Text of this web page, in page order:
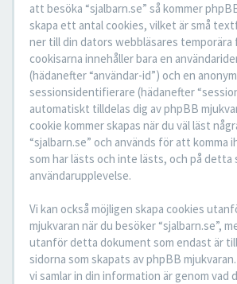
att besöka “sjalbarn.se” så kommer
skapa ett antal cookies, vilket är små
ner till din dators webbläsares temporära
cookisarna innehåller bara en
(hädanefter “användar-id”) och en anonym
sessionsidentifierare (hädanefter
automatiskt tilldelas dig av phpBB
cookie kommer skapas när du väl läst
“sjalbarn.se” och används för att komma
som har lästs och inte lästs, och på
användarupplevelse.
Vi kan också möjligen skapa cookies
mjukvaran när du besöker “sjalbarn.se”,
utanför detta dokument som endast är
sidorna som skapats av phpBB
vi samlar in din information är genom vad